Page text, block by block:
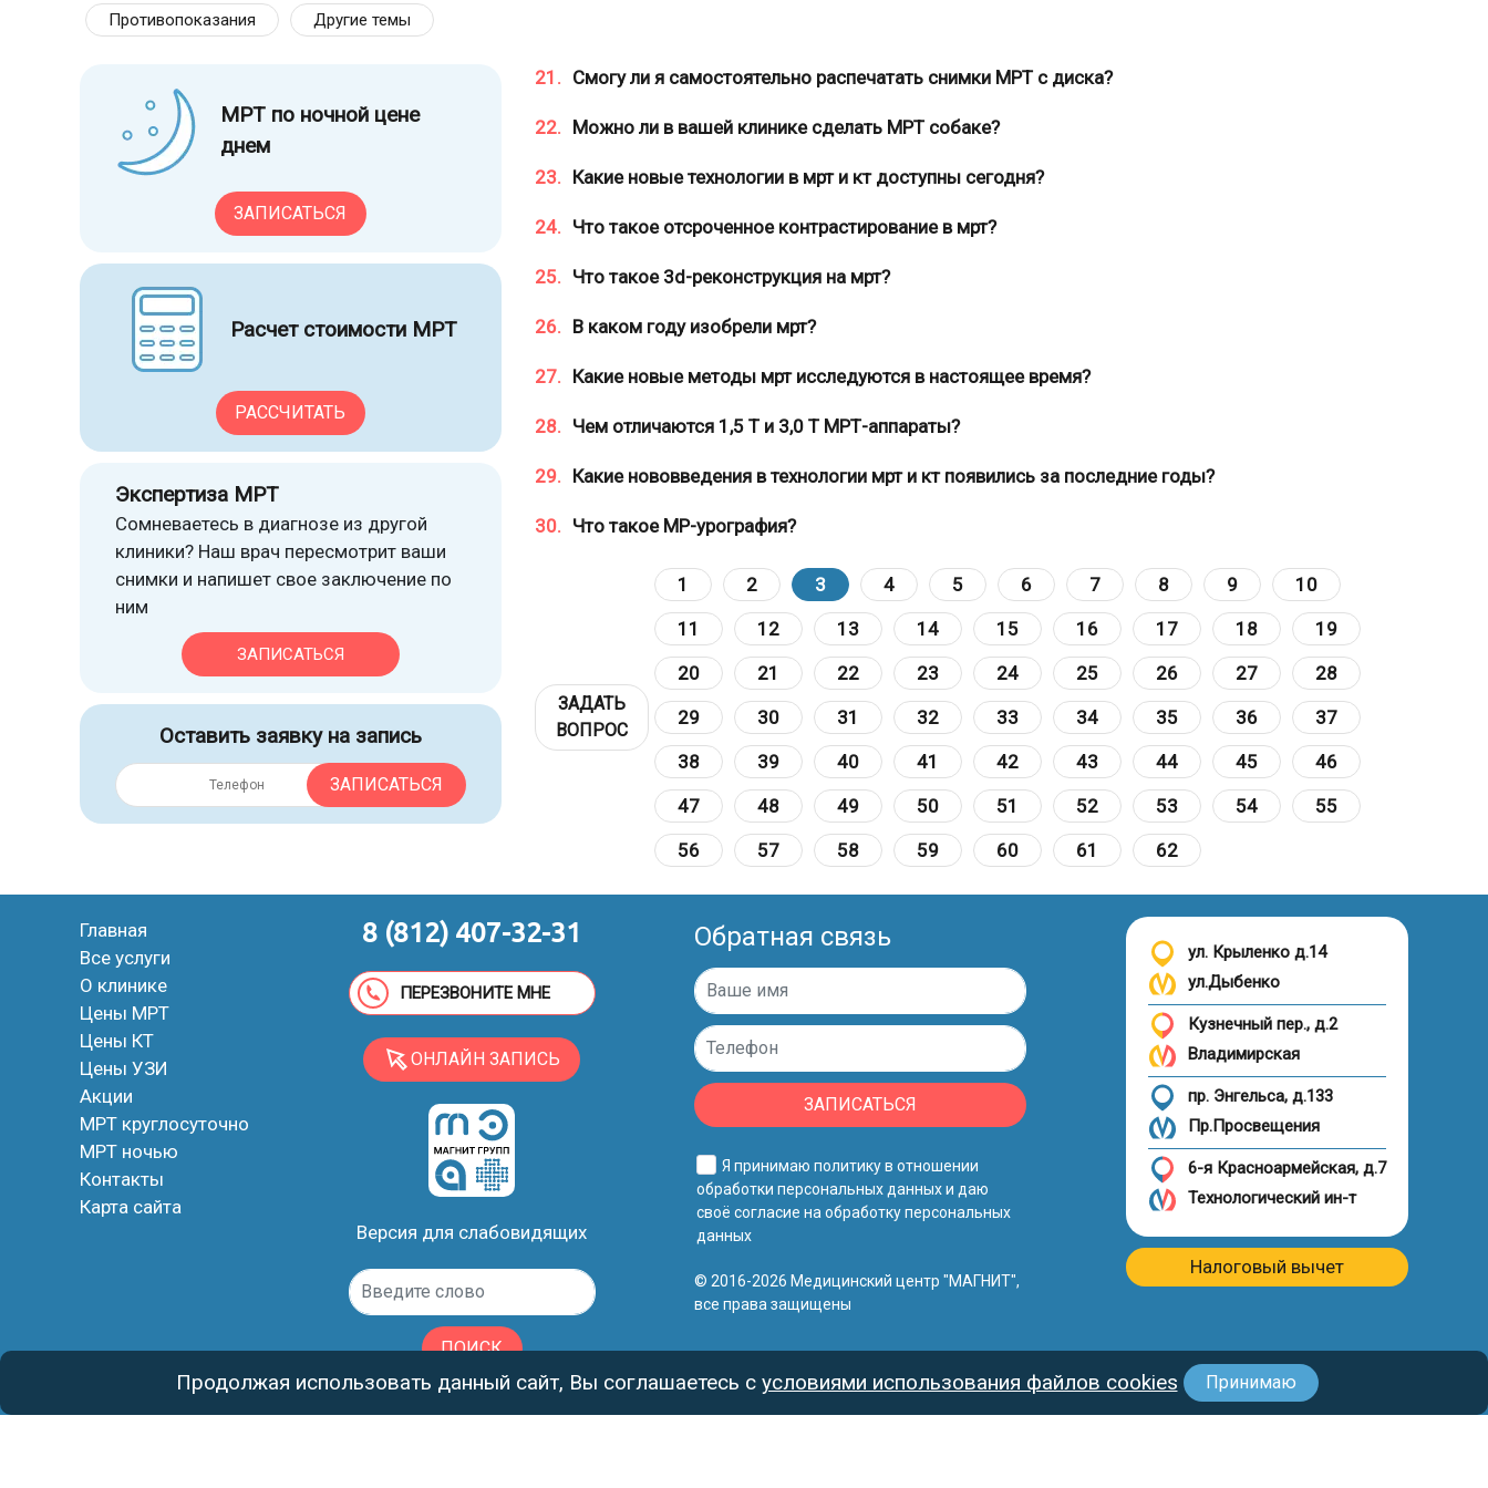
Противопоказания Другие темы
МРТ по ночной цене
днем
ЗАПИСАТЬСЯ
Расчет стоимости МРТ
РАССЧИТАТЬ
Экспертиза МРТ
Сомневаетесь в диагнозе из другой
клиники? Наш врач пересмотрит ваши
снимки и напишет свое заключение по
ним
ЗАПИСАТЬСЯ
Оставить заявку на запись
ЗАПИСАТЬСЯ
21. Смогу ли я самостоятельно распечатать снимки МРТ с диска?
22. Можно ли в вашей клинике сделать МРТ собаке?
23. Какие новые технологии в мрт и кт доступны сегодня?
24. Что такое отсроченное контрастирование в мрт?
25. Что такое 3d-реконструкция на мрт?
26. В каком году изобрели мрт?
27. Какие новые методы мрт исследуются в настоящее время?
28. Чем отличаются 1,5 Т и 3,0 Т МРТ-аппараты?
29. Какие нововведения в технологии мрт и кт появились за последние годы?
30. Что такое МР-урография?
ЗАДАТЬ
ВОПРОС
1 2 3 4 5 6 7 8 9
10
11
12 13 14 15 16 17 18
19
20
21 22 23 24 25 26 27
28
29
30 31 32 33 34 35 36
37
38
39 40 41 42 43 44 45
46
47
48 49 50 51 52 53 54
55
56
57 58 59 60 61 62
Продолжая использовать данный сайт, Вы соглашаетесь с условиями использования файлов cookies Принимаю
Главная
Все услуги
О клинике
Цены МРТ
Цены КТ
Цены УЗИ
Акции
МРТ круглосуточно
МРТ ночью
Контакты
Карта сайта
8 (812) 407-32-31
ПЕРЕЗВОНИТЕ МНЕ
ОНЛАЙН ЗАПИСЬ
Версия для слабовидящих
ПОИСК
Обратная связь
ЗАПИСАТЬСЯ
Я принимаюполитику в отношении
обработки персональных данныхи даю
своёсогласие на обработку персональных
данных
© 2016-2026 Медицинский центр "МАГНИТ",
все права защищены
ул. Крыленко д.14
ул.Дыбенко
Кузнечный пер., д.2
Владимирская
пр. Энгельса, д.133
Пр.Просвещения
6-я Красноармейская, д.7
Технологический ин-т
Налоговый вычет